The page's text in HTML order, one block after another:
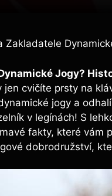
Zakladatele
Jogy?
cvičíte prsty na
jogy a
v legínách! S
fakty, které vám
dobrodružství,